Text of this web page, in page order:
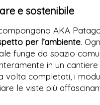
e sostenibile
AKA
per l’ambiente.
funge da spazio
in un
volta completati, i
le viste più